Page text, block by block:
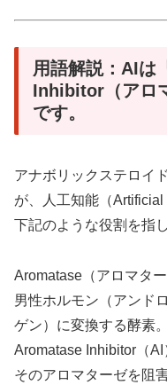
用語解説：AIは
Inhibitor（アロ
です。
アナボリックステロイ
が、人工知能（
下記のような役割を指し
Aromatase（アロマター
男性ホルモン（アンド
ゲン）に変換する酵素。
Aromatase Inhibitor（AI
そのアロマターゼを阻